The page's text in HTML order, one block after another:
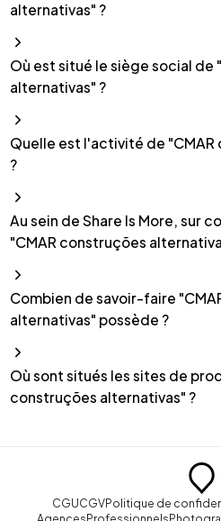
alternativas" ?
Où est situé le siège social de
alternativas" ?
Quelle est l'activité de
?
Au sein de Share Is More, sur
"CMAR construções
Combien de savoir-faire
alternativas" possède ?
Où sont situés les sites de
construções alternativas" ?
CGUCGVPolitique de